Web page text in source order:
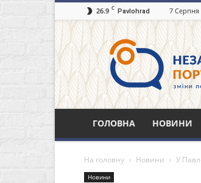
26.9 C Pavlohrad 7 Серпня
ГОЛОВНА НОВИНИ
На головну Новини У
Новини